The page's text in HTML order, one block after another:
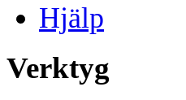
Hjälp
Verktyg